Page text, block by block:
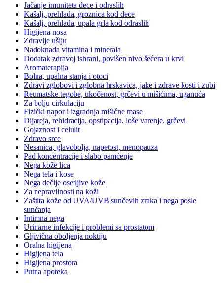
Jačanje imuniteta dece i odraslih
Kašalj, prehlada, groznica kod dece
Kašalj, prehlada, upala grla kod odraslih
Higijena nosa
Zdravlje ušiju
Nadoknada vitamina i minerala
Dodatak zdravoj ishrani, povišen nivo šećera u krvi
Aromaterapija
Bolna, upalna stanja i otoci
Zdravi zglobovi i zglobna hrskavica, jake i zdrave kosti i zubi
Reumatske tegobe, ukočenost, grčevi u mišićima, uganuća
Za bolju cirkulaciju
Fizički napor i izgradnja mišićne mase
Dijareja, rehidracija, opstipacija, loše varenje, grčevi
Gojaznost i celulit
Zdravo srce
Nesanica, glavobolja, napetost, menopauza
Pad koncentracije i slabo pamćenje
Nega kože lica
Nega tela i kose
Nega dečije osetljive kože
Za nepravilnosti na koži
Zaštita kože od UVA/UVB sunčevih zraka i nega posle
sunčanja
Intimna nega
Urinarne infekcije i problemi sa prostatom
Gljivična oboljenja noktiju
Oralna higijena
Higijena tela
Higijena prostora
Putna apoteka